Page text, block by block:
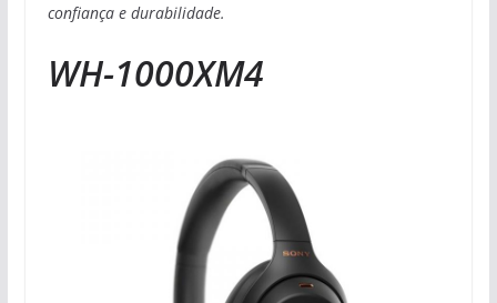
confiança e durabilidade.
WH-1000XM4